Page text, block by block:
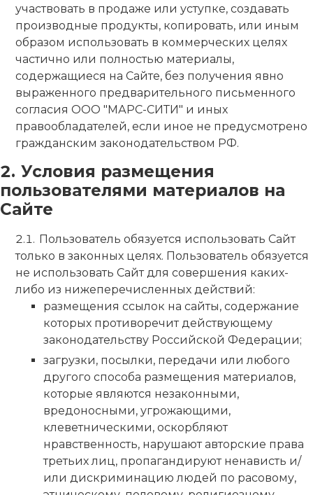
участвовать в продаже или уступке, создавать
производные продукты, копировать, или иным
образом использовать в коммерческих целях
частично или полностью материалы,
содержащиеся на Сайте, без получения явно
выраженного предварительного письменного
согласия ООО "МАРС-СИТИ" и иных
правообладателей, если иное не предусмотрено
гражданским законодательством РФ.
Условия размещения
пользователями материалов на
Сайте
Пользователь обязуется использовать Сайт
только в законных целях. Пользователь обязуется
не использовать Сайт для совершения каких-
либо из нижеперечисленных действий:
размещения ссылок на сайты, содержание
которых противоречит действующему
законодательству Российской Федерации;
загрузки, посылки, передачи или любого
другого способа размещения материалов,
которые являются незаконными,
вредоносными, угрожающими,
клеветническими, оскорбляют
нравственность, нарушают авторские права
третьих лиц, пропагандируют ненависть и/
или дискриминацию людей по расовому,